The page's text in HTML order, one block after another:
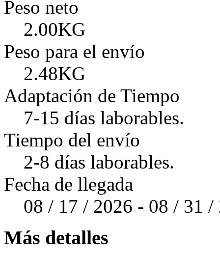
Peso neto
2.00KG
Peso para el envío
2.48KG
Adaptación de Tiempo
7-15 días laborables.
Tiempo del envío
2-8 días laborables.
Fecha de llegada
08 / 17 / 2026 - 08 / 31 /
Más detalles